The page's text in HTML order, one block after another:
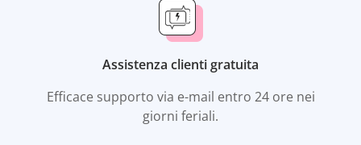
Assistenza clienti gratuita
Efficace supporto via e-mail entro 24 ore nei
giorni feriali.